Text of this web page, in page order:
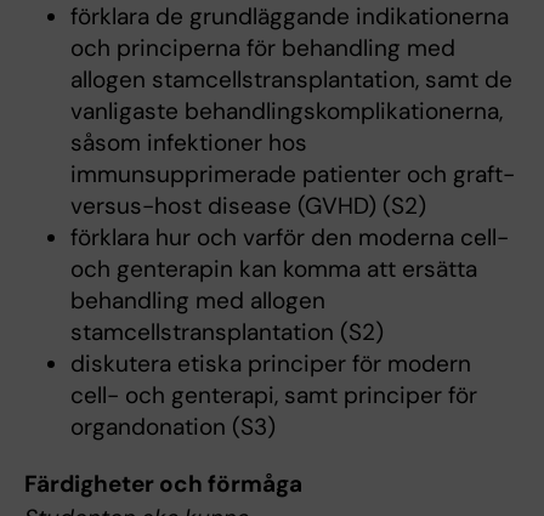
förklara de grundläggande indikationerna
och principerna för behandling med
allogen stamcellstransplantation, samt de
vanligaste behandlingskomplikationerna,
såsom infektioner hos
immunsupprimerade patienter och graft-
versus-host disease (GVHD) (S2)
förklara hur och varför den moderna cell-
och genterapin kan komma att ersätta
behandling med allogen
stamcellstransplantation (S2)
diskutera etiska principer för modern
cell- och genterapi, samt principer för
organdonation (S3)
Färdigheter och förmåga